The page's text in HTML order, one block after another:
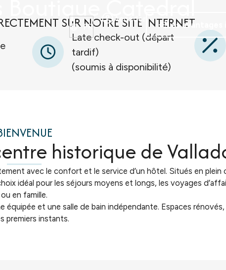
FR
Accéder
Lesavantages
Boutique Catedral
SUR NOTRE SITE INTERNET
Late check-out (départ
tardif)
(soumis à disponibilité)
historique de
avec le confort et le service d’un hôtel. Situés en plein
idéal pour les séjours moyens et longs, les voyages
ou en famille.
et une salle de bain indépendante. Espaces
premiers instants.